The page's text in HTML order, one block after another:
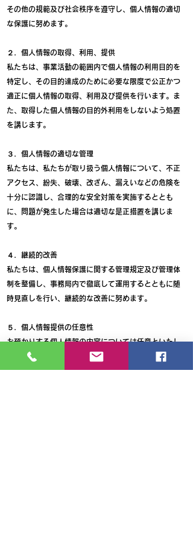
その他の規範及び社会秩序を遵守し、個人情報の適切
な保護に努めます。
２．個人情報の取得、利用、提供
私たちは、事業活動の範囲内で個人情報の利用目的を
特定し、その目的達成のために必要な限度で公正かつ
適正に個人情報の取得、利用及び提供を行います。 ま
た、取得した個人情報の目的外利用をしないよう処置
を講じます。
３．個人情報の適切な管理
私たちは、私たちが取り扱う個人情報について、不正
アクセス、紛失、破壊、改ざん、漏えいなどの危険を
十分に認識し、合理的な安全対策を実施するととも
に、問題が発生した場合は適切な是正措置を講じま
す。
４．継続的改善
私たちは、個人情報保護に関する管理規定及び管理体
制を整備し、事務局内で徹底して運用するとともに随
時見直しを行い、継続的な改善に努めます。
５．個人情報提供の任意性
お預かりする個人情報の内容については任意といたし
ますが、事務局が依頼する情報の提供がない場合、内
容が正確でない場合は、円滑なサービスのご提供に支